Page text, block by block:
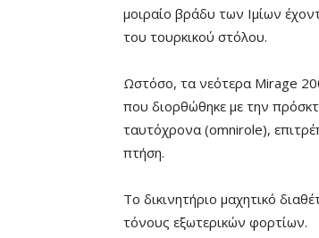
μοιραίο βράδυ των Ιμίων
του τουρκικού στόλου.
Ωστόσο, τα νεότερα Mirage
που διορθώθηκε με την
ταυτόχρονα (omnirole),
πτήση.
Το δικινητήριο μαχητικό
τόνους εξωτερικών φορτίων.